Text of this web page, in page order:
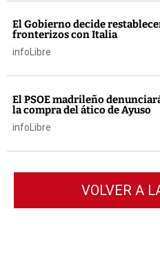
El Gobierno decide
fronterizos con Italia
infoLibre
El PSOE madrileño
la compra del ático de Ayuso
infoLibre
VOLVER A